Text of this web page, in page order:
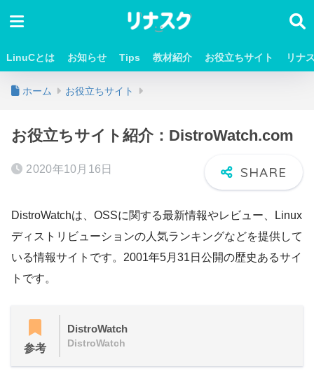
LinuCとは お知らせ Tips 教材紹介 お役立ちサイト リナ
ホーム お役立ちサイト
お役立ちサイト紹介：DistroWatch.com
2020年10月16日
DistroWatchは、OSSに関する最新情報やレビュー、Linux
ディストリビューションの人気ランキングなどを提供して
いる情報サイトです。2001年5月31日公開の歴史あるサイ
トです。
参考
DistroWatch
DistroWatch